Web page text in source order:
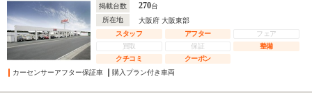
掲載台数 270台
所在地
大阪府 大阪東部
スタッフ
アフター
フェア
買取
保証
整備
クチコミ
クーポン
カーセンサーアフター保証車
購入プラン付き車両